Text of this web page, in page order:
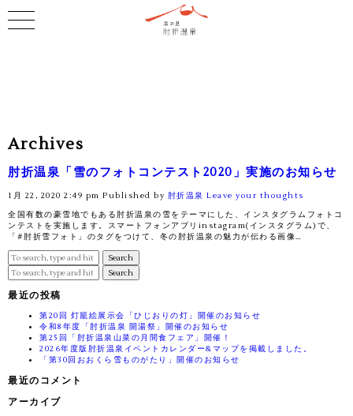
Archives
肘折温泉「雪のフォトコンテスト2020」実施のお知らせ
1月 22, 2020 2:49 pm Published by 肘折温泉 Leave your thoughts
全国有数の豪雪地でもある肘折温泉の雪をテーマにした、インスタグラムフォトコ
ンテストを実施します。スマートフォンアプリinstagram(インスタグラム)で、
「#肘折雪フォト」のタグをつけて、冬の肘折温泉の魅力が伝わる画像…
Search
Search
最近の投稿
第20回 灯籠絵展示会「ひじおりの灯」開催のお知らせ
令和8年度「肘折温泉 開湯祭」開催のお知らせ
第25回「肘折温泉山菜の月間食フェア」開催！
2026年度版肘折温泉イベントカレンダー&マップを掲載しました。
「第30回おおくら雪ものがたり」開催のお知らせ
最近のコメント
アーカイブ